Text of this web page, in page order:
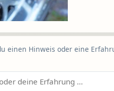
einen Hinweis oder eine